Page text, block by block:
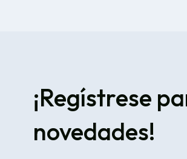
¡Regístrese
novedades!